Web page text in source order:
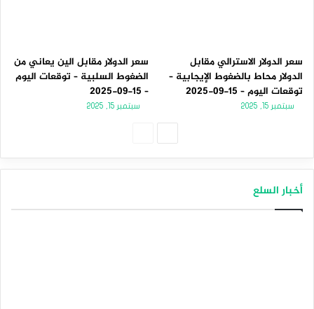
سعر الدولار الاسترالي مقابل
الدولار محاط بالضغوط الإيجابية –
توقعات اليوم – 15-09-2025
سبتمبر 15, 2025
سعر الدولار مقابل الين يعاني من
الضغوط السلبية – توقعات اليوم
– 15-09-2025
سبتمبر 15, 2025
أخبار السلع